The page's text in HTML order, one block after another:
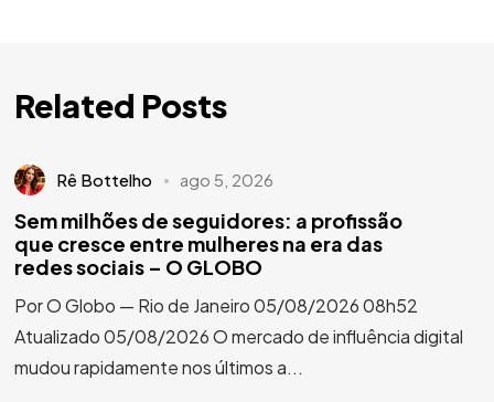
Related Posts
Rê Bottelho ago 5, 2026
Sem milhões de seguidores: a profissão
que cresce entre mulheres na era das
redes sociais – O GLOBO
Por O Globo — Rio de Janeiro 05/08/2026 08h52
Atualizado 05/08/2026 O mercado de influência digital
mudou rapidamente nos últimos a...